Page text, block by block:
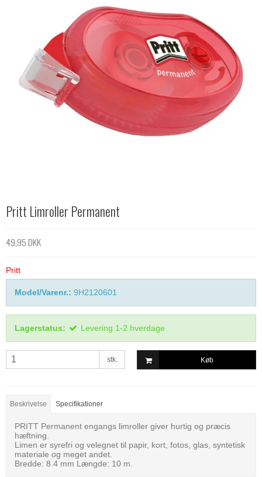
Pritt Limroller Permanent
49,95 DKK
Pritt
Model/Varenr.: 9H2120601
Lagerstatus: Levering 1-2 hverdage
stk. Køb
Beskrivelse Specifikationer
PRITT Permanent engangs limroller giver hurtig og præcis
hæftning.
Limen er syrefri og velegnet til papir, kort, fotos, glas, syntetisk
materiale og meget andet.
Bredde: 8.4 mm Længde: 10 m.